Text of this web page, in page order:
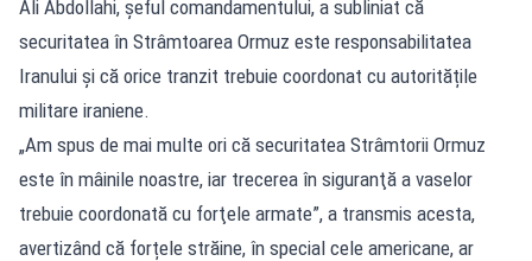
Ali Abdollahi, șeful comandamentului, a subliniat că
securitatea în Strâmtoarea Ormuz este responsabilitatea
Iranului și că orice tranzit trebuie coordonat cu autoritățile
militare iraniene.
„Am spus de mai multe ori că securitatea Strâmtorii Ormuz
este în mâinile noastre, iar trecerea în siguranţă a vaselor
trebuie coordonată cu forţele armate”, a transmis acesta,
avertizând că forțele străine, în special cele americane, ar